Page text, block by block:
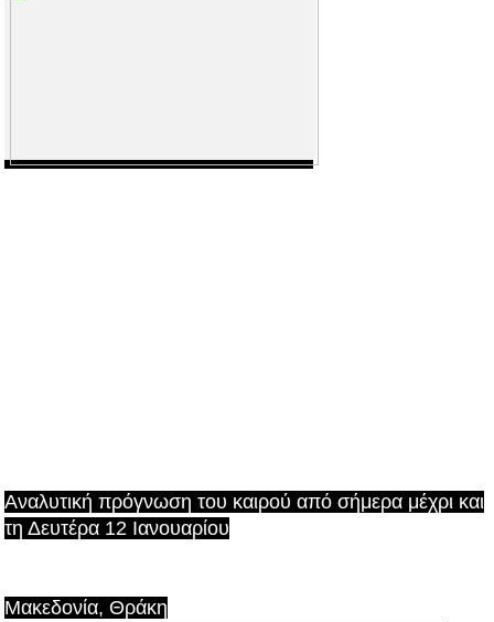
Αναλυτική πρόγνωση του καιρού από σήμερα μέχρι και
τη Δευτέρα 12 Ιανουαρίου
Μακεδονία, Θράκη